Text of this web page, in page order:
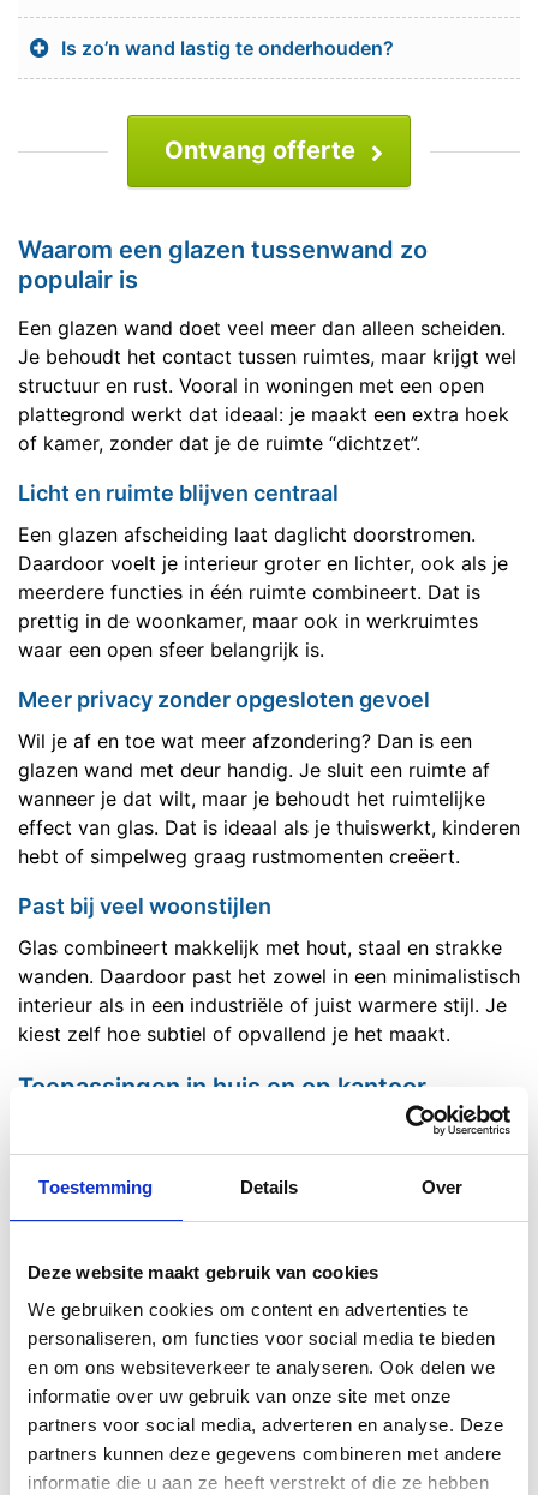
Toestemming Details Over
Deze website maakt gebruik van cookies
We gebruiken cookies om content en advertenties te
personaliseren, om functies voor social media te bieden
en om ons websiteverkeer te analyseren. Ook delen we
informatie over uw gebruik van onze site met onze
partners voor social media, adverteren en analyse. Deze
partners kunnen deze gegevens combineren met andere
informatie die u aan ze heeft verstrekt of die ze hebben
Is zo’n wand lastig te onderhouden?
Ontvang offerte
Waarom een glazen tussenwand zo
populair is
Een glazen wand doet veel meer dan alleen scheiden.
Je behoudt het contact tussen ruimtes, maar krijgt wel
structuur en rust. Vooral in woningen met een open
plattegrond werkt dat ideaal: je maakt een extra hoek
of kamer, zonder dat je de ruimte “dichtzet”.
Licht en ruimte blijven centraal
Een glazen afscheiding laat daglicht doorstromen.
Daardoor voelt je interieur groter en lichter, ook als je
meerdere functies in één ruimte combineert. Dat is
prettig in de woonkamer, maar ook in werkruimtes
waar een open sfeer belangrijk is.
Meer privacy zonder opgesloten gevoel
Wil je af en toe wat meer afzondering? Dan is een
glazen wand met deur handig. Je sluit een ruimte af
wanneer je dat wilt, maar je behoudt het ruimtelijke
effect van glas. Dat is ideaal als je thuiswerkt, kinderen
hebt of simpelweg graag rustmomenten creëert.
Past bij veel woonstijlen
Glas combineert makkelijk met hout, staal en strakke
wanden. Daardoor past het zowel in een minimalistisch
interieur als in een industriële of juist warmere stijl. Je
kiest zelf hoe subtiel of opvallend je het maakt.
Toepassingen in huis en op kantoor
Een glazen binnenwand is breed inzetbaar. Je gebruikt
het als echte scheiding, maar ook als slimme indeling
die de ruimte rustiger maakt.
Een glazen afscheiding in dewoonkamer
je meerdere functies hebt: wonen, werken, spelen,
eten. Je creëert zones die logisch aanvoelen, zonder
dat je de lichtinval opgeeft. Zo blijft het huis open,
maar wél georganiseerd.
Strakke werkruimtes met een professionele
uitstraling